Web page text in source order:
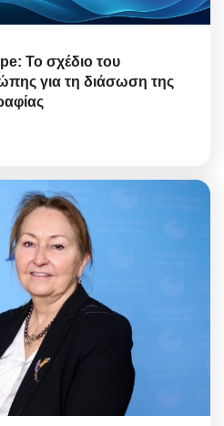
Το σχέδιο του
για τη διάσωση της